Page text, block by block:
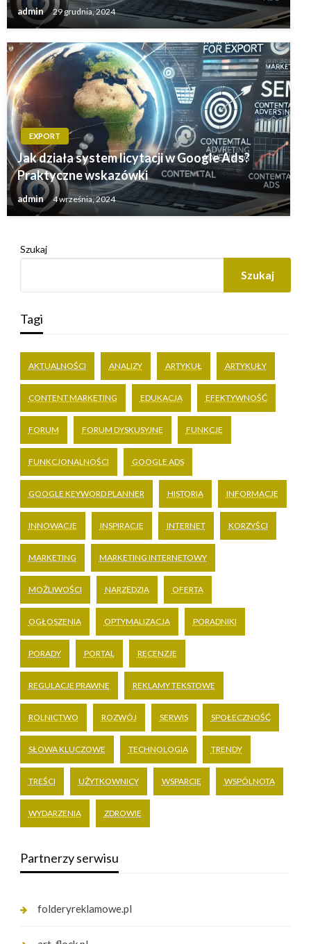
admin 29 grudnia, 2024
EXPORT
Jak działa system licytacji w Google Ads?
Praktyczne wskazówki
admin 4 września, 2024
Szukaj
Szukaj
Tagi
AKTUALNOŚCI ANALIZY ARTYKUŁ ARTYKUŁY
CONTENT MARKETING EDUKACJA EFEKTYWNOŚĆ
FORUM FORUM DYSKUSYJNE FUNKCJE
FUNKCJONALNOŚCI GOOGLE ADS
GOOGLE KEYWORD PLANNER HISTORIA INFORMACJE
INNOWACJE INSPIRACJE INTERNET KORZYŚCI
MARKETING MARKETING INTERNETOWY
MOŻLIWOŚCI NARZĘDZIA OFERTA
OGŁOSZENIA OPTYMALIZACJA PORADNIKI
PORADY PORTAL RECENZJE
REGULACJE PRAWNE REKLAMY TEKSTOWE
ROLNICTWO ROZWÓJ SERWIS SPOŁECZNOŚĆ
SŁOWA KLUCZOWE TECHNOLOGIA TRENDY
TREŚCI UŻYTKOWNICY WSPARCIE WSPÓLNOTA
WYDARZENIA ZDROWIE
Partnerzy serwisu
folderyreklamowe.pl